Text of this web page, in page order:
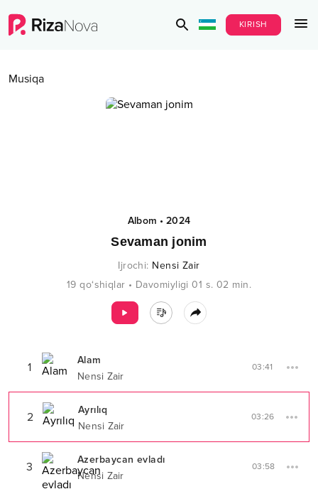
KIRISH
Musiqa
Albom •2024
Sevaman jonim
Ijrochi: Nensi Zair
19 qo‘shiqlar • Davomiyligi 01 s. 02 min.
1
Alam
Nensi Zair
03:41
2
Ayrılıq
Nensi Zair
03:26
3
Azerbaycan evladı
Nensi Zair
03:58